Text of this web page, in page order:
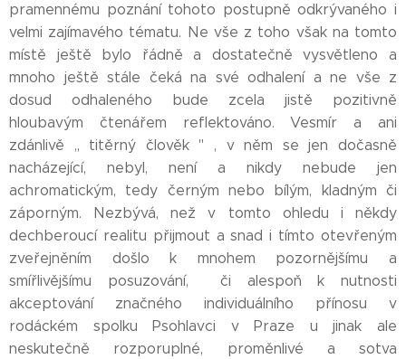
pramennému poznání tohoto postupně odkrývaného i
velmi zajímavého tématu. Ne vše z toho však na tomto
místě ještě bylo řádně a dostatečně vysvětleno a
mnoho ještě stále čeká na své odhalení a ne vše z
dosud odhaleného bude zcela jistě pozitivně
hloubavým čtenářem reflektováno. Vesmír a ani
zdánlivě ,, titěrný člověk '' , v něm se jen dočasně
nacházející, nebyl, není a nikdy nebude jen
achromatickým, tedy černým nebo bílým, kladným či
záporným. Nezbývá, než v tomto ohledu i někdy
dechberoucí realitu přijmout a snad i tímto otevřeným
zveřejněním došlo k mnohem pozornějšímu a
smířlivějšímu posuzování, či alespoň k nutnosti
akceptování značného individuálního přínosu v
rodáckém spolku Psohlavci v Praze u jinak ale
neskutečně rozporuplné, proměnlivé a sotva